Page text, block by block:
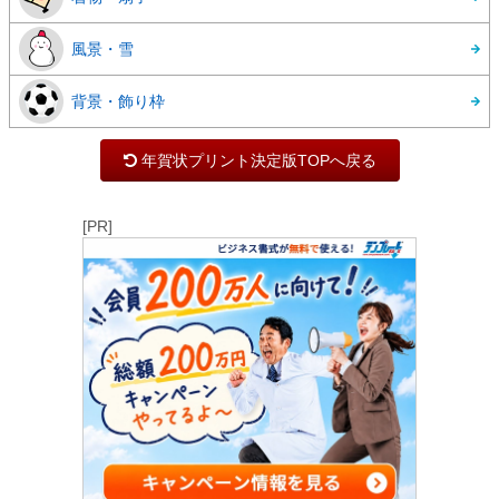
風景・雪
背景・飾り枠
年賀状プリント決定版TOPへ戻る
[PR]